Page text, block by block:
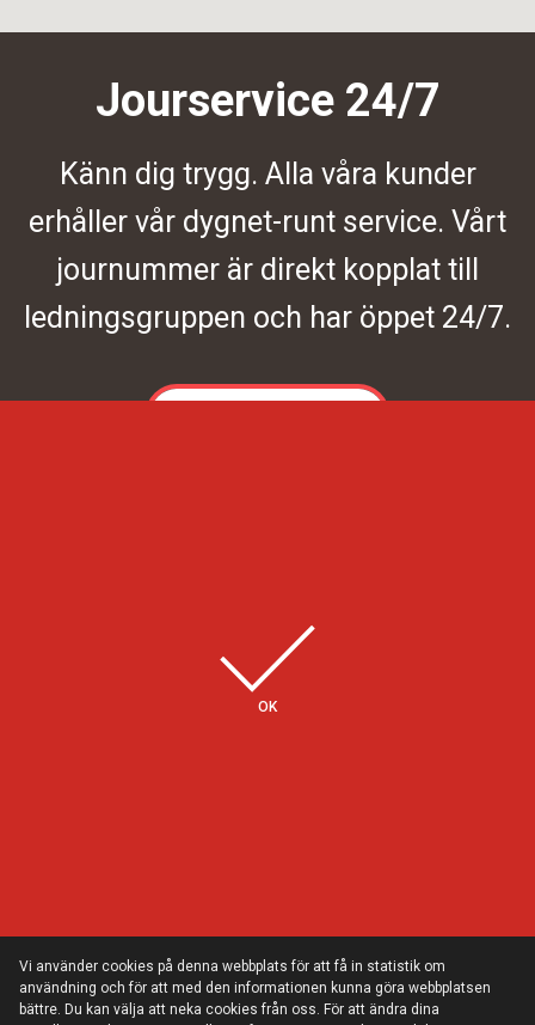
Jourservice 24/7
Känn dig trygg. Alla våra kunder
erhåller vår dygnet-runt service. Vårt
journummer är direkt kopplat till
ledningsgruppen och har öppet 24/7.
Några av våra kunder
Vi använder cookies på denna webbplats för att få in statistik om
användning och för att med den informationen kunna göra webbplatsen
bättre. Du kan välja att neka cookies från oss. För att ändra dina
OK